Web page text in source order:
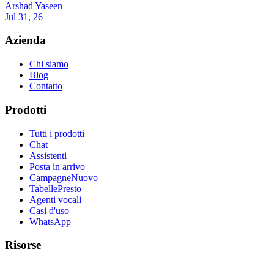
Arshad Yaseen
Jul 31, 26
Azienda
Chi siamo
Blog
Contatto
Prodotti
Tutti i prodotti
Chat
Assistenti
Posta in arrivo
CampagneNuovo
TabellePresto
Agenti vocali
Casi d'uso
WhatsApp
Risorse